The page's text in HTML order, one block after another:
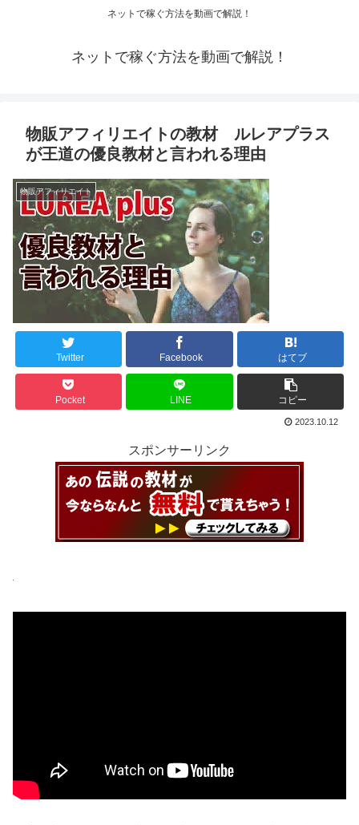
ネットで稼ぐ方法を動画で解説！
ネットで稼ぐ方法を動画で解説！
物販アフィリエイトの教材 ルレアプラス
が王道の優良教材と言われる理由
物販アフィリエイト
Twitter Facebook はてブ
Pocket LINE コピー
2023.10.12
スポンサーリンク